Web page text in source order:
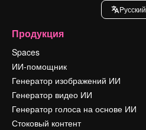
Pусский
Продукция
Spaces
ИИ-помощник
Генератор изображений ИИ
Генератор видео ИИ
Генератор голоса на основе ИИ
Стоковый контент